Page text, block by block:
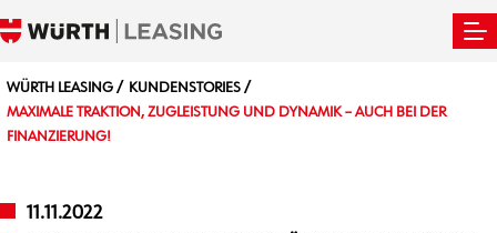
WÜRTH LEASING
KUNDENSTORIES
MAXIMALE TRAKTION, ZUGLEISTUNG UND DYNAMIK – AUCH BEI DER
FINANZIERUNG!
11.11.2022